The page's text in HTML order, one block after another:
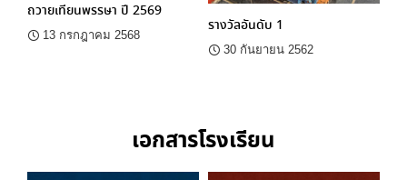
ถวายเทียนพรรษา ปี 2569
13 กรกฎาคม 2568
รางวัลอันดับ 1
30 กันยายน 2562
เอกสารโรงเรียน